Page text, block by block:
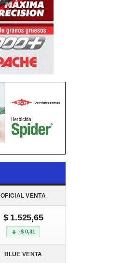
OFICIAL VENTA
$ 1.525,65
-$ 0,31
BLUE VENTA